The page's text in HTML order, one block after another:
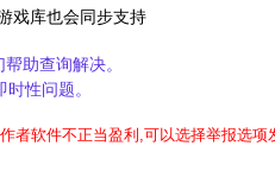
戏库也会同步支持
助查询解决。
性问题。
者软件不正当盈利,可以选择举报选项